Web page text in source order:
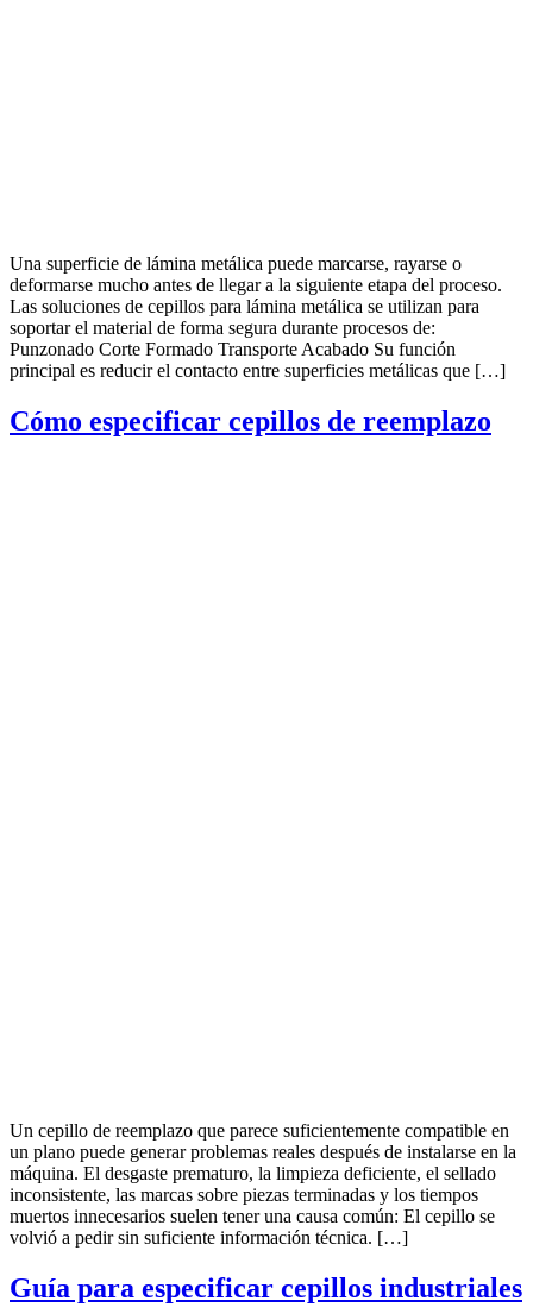
Una superficie de lámina metálica puede marcarse, rayarse o
deformarse mucho antes de llegar a la siguiente etapa del proceso.
Las soluciones de cepillos para lámina metálica se utilizan para
soportar el material de forma segura durante procesos de:
Punzonado Corte Formado Transporte Acabado Su función
principal es reducir el contacto entre superficies metálicas que […]
Cómo especificar cepillos de reemplazo
Un cepillo de reemplazo que parece suficientemente compatible en
un plano puede generar problemas reales después de instalarse en la
máquina. El desgaste prematuro, la limpieza deficiente, el sellado
inconsistente, las marcas sobre piezas terminadas y los tiempos
muertos innecesarios suelen tener una causa común: El cepillo se
volvió a pedir sin suficiente información técnica. […]
Guía para especificar cepillos industriales